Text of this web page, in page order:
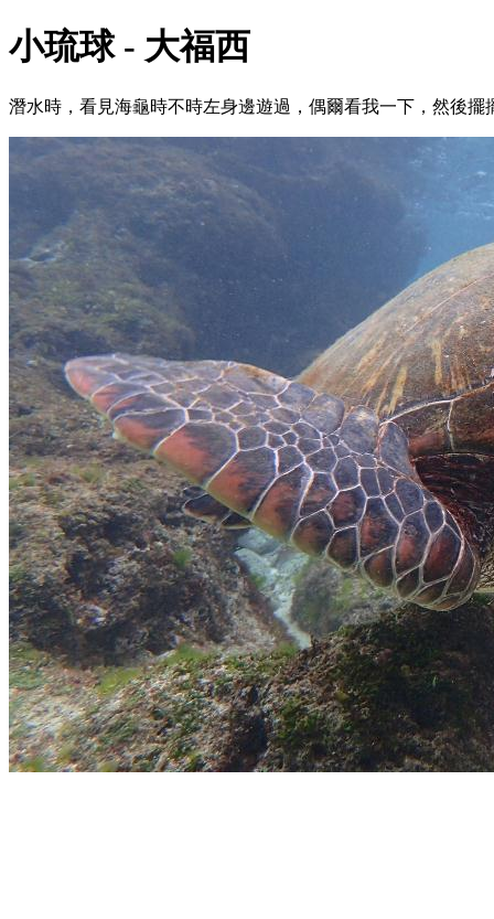
小琉球 - 大福西
潛水時，看見海龜時不時左身邊遊過，偶爾看我一下，然後擺